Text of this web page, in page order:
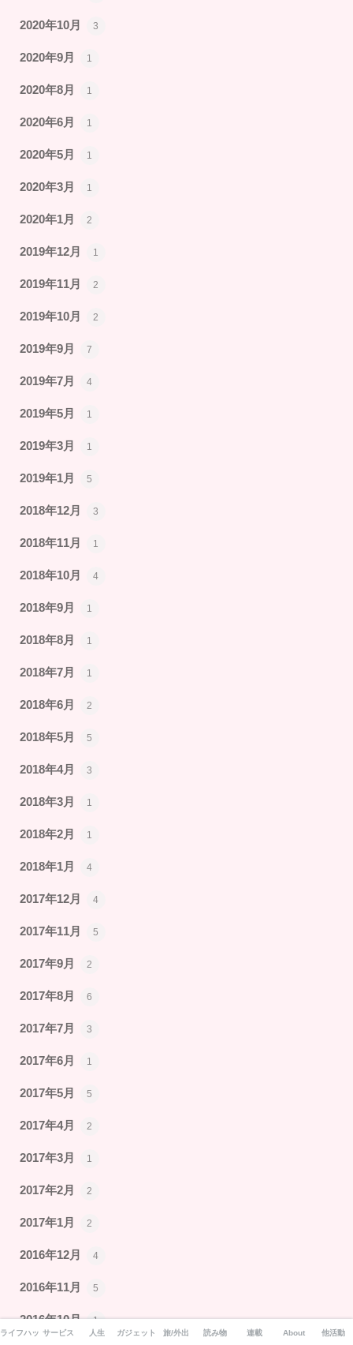
2020年10月 3
2020年9月 1
2020年8月 1
2020年6月 1
2020年5月 1
2020年3月 1
2020年1月 2
2019年12月 1
2019年11月 2
2019年10月 2
2019年9月 7
2019年7月 4
2019年5月 1
2019年3月 1
2019年1月 5
2018年12月 3
2018年11月 1
2018年10月 4
2018年9月 1
2018年8月 1
2018年7月 1
2018年6月 2
2018年5月 5
2018年4月 3
2018年3月 1
2018年2月 1
2018年1月 4
2017年12月 4
2017年11月 5
2017年9月 2
2017年8月 6
2017年7月 3
2017年6月 1
2017年5月 5
2017年4月 2
2017年3月 1
2017年2月 2
2017年1月 2
2016年12月 4
2016年11月 5
2016年10月 1
ライフハックサービス 人生 ガジェット 旅/外出 読み物 連載 About 他活動